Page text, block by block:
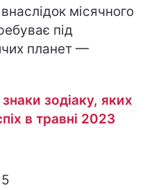
місячного
під
планет —
зодіаку, яких
в травні 2023